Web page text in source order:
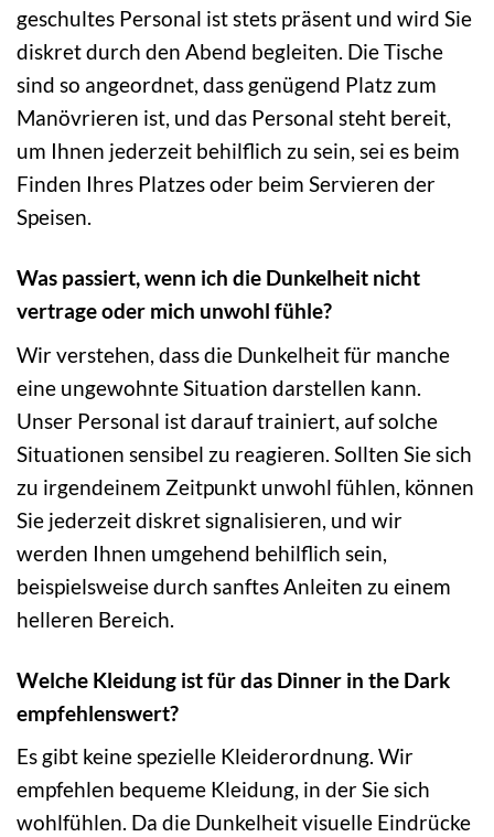
geschultes Personal ist stets präsent und wird Sie
diskret durch den Abend begleiten. Die Tische
sind so angeordnet, dass genügend Platz zum
Manövrieren ist, und das Personal steht bereit,
um Ihnen jederzeit behilflich zu sein, sei es beim
Finden Ihres Platzes oder beim Servieren der
Speisen.
Was passiert, wenn ich die Dunkelheit nicht
vertrage oder mich unwohl fühle?
Wir verstehen, dass die Dunkelheit für manche
eine ungewohnte Situation darstellen kann.
Unser Personal ist darauf trainiert, auf solche
Situationen sensibel zu reagieren. Sollten Sie sich
zu irgendeinem Zeitpunkt unwohl fühlen, können
Sie jederzeit diskret signalisieren, und wir
werden Ihnen umgehend behilflich sein,
beispielsweise durch sanftes Anleiten zu einem
helleren Bereich.
Welche Kleidung ist für das Dinner in the Dark
empfehlenswert?
Es gibt keine spezielle Kleiderordnung. Wir
empfehlen bequeme Kleidung, in der Sie sich
wohlfühlen. Da die Dunkelheit visuelle Eindrücke